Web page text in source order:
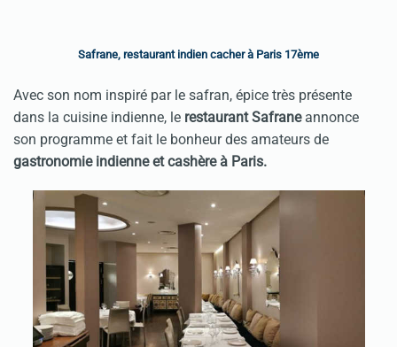
Safrane, restaurant indien cacher à Paris 17ème
Avec son nom inspiré par le safran, épice très présente
dans la cuisine indienne, le restaurant Safraneannonce
son programme et fait le bonheur des amateurs de
gastronomie indienne et cashère à Paris.